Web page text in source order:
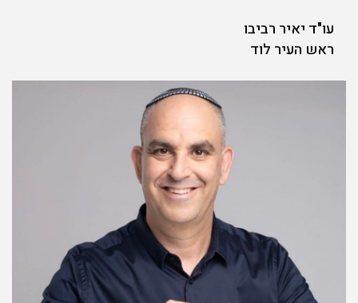
עו"ד יאיר רביבו
ראש העיר לוד